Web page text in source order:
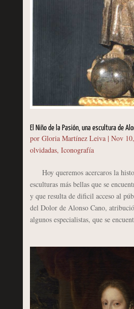
El Niño de la Pasión, una escultura de
por Gloria Martínez Leiva| Nov
olvidadas, Iconografía
Hoy queremos acercaros la
esculturas más bellas que se
y que resulta de dificil acceso al
del Dolor de Alonso Cano,
algunos especialistas, que se